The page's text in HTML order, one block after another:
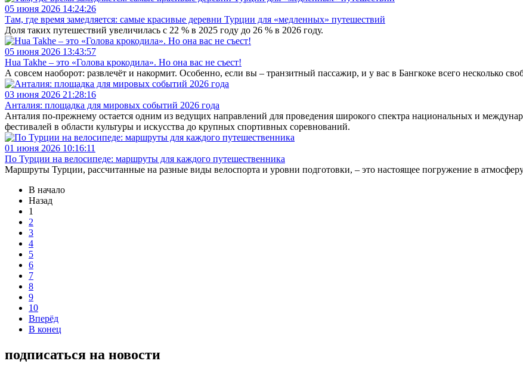
05 июня 2026 14:24:26
Там, где время замедляется: самые красивые деревни Турции для «медленных» путешествий
Доля таких путешествий увеличилась с 22 % в 2025 году до 26 % в 2026 году.
05 июня 2026 13:43:57
Hua Takhe – это «Голова крокодила». Но она вас не съест!
А совсем наоборот: развлечёт и накормит. Особенно, если вы – транзитный пассажир, и у вас в Бангкоке всего несколько
03 июня 2026 21:28:16
Анталия: площадка для мировых событий 2026 года
Анталия по-прежнему остается одним из ведущих направлений для проведения широкого спектра национальных и
фестивалей в области культуры и искусства до крупных спортивных соревнований.
01 июня 2026 10:16:11
По Турции на велосипеде: маршруты для каждого путешественника
Маршруты Турции, рассчитанные на разные виды велоспорта и уровни подготовки, – это настоящее погружение в
В начало
Назад
1
2
3
4
5
6
7
8
9
10
Вперёд
В конец
подписаться на новости